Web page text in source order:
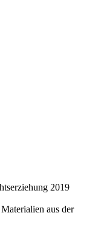
2019
aus der